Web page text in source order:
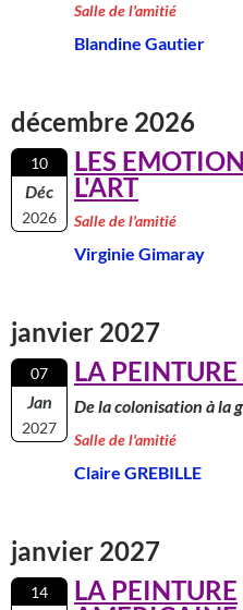
Salle de l'amitié
Blandine Gautier
décembre 2026
10
Déc
2026
LES
L'ART
Salle de l'amitié
Virginie Gimaray
janvier 2027
07
Jan
2027
LA
De la colonisation à la
Salle de l'amitié
Claire GREBILLE
janvier 2027
14
LA PEINTURE